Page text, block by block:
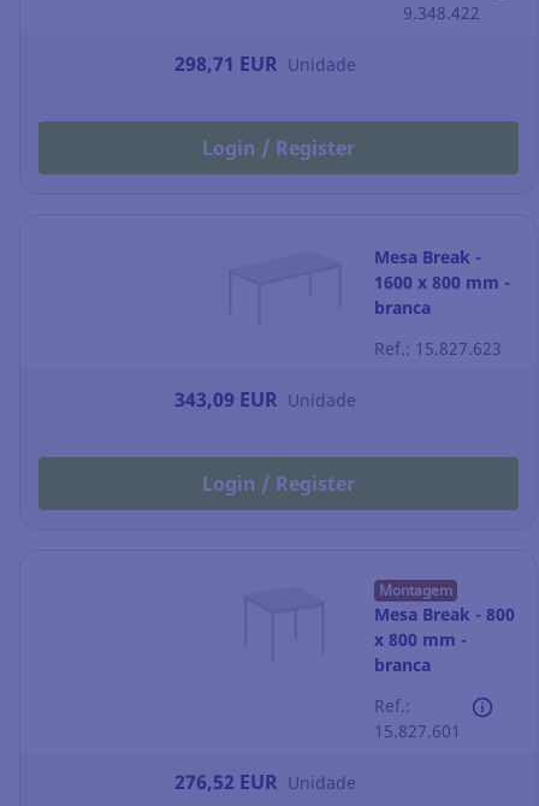
9.348.422
298,71 EUR Unidade
Login / Register
Mesa Break -
1600 x 800 mm -
branca
Ref.: 15.827.623
343,09 EUR Unidade
Login / Register
Montagem
Mesa Break - 800
x 800 mm -
branca
Ref.:
15.827.601
276,52 EUR Unidade